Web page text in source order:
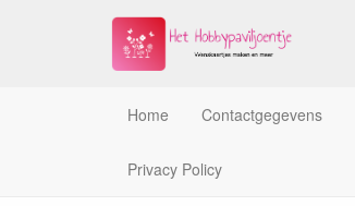
Home Contactgegevens
Privacy Policy